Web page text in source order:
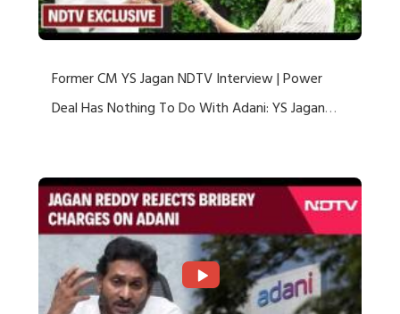
Former CM YS Jagan NDTV Interview | Power
Deal Has Nothing To Do With Adani: YS Jagan